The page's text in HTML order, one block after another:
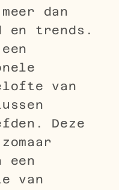
dan
en trends.
van
Deze
een
van